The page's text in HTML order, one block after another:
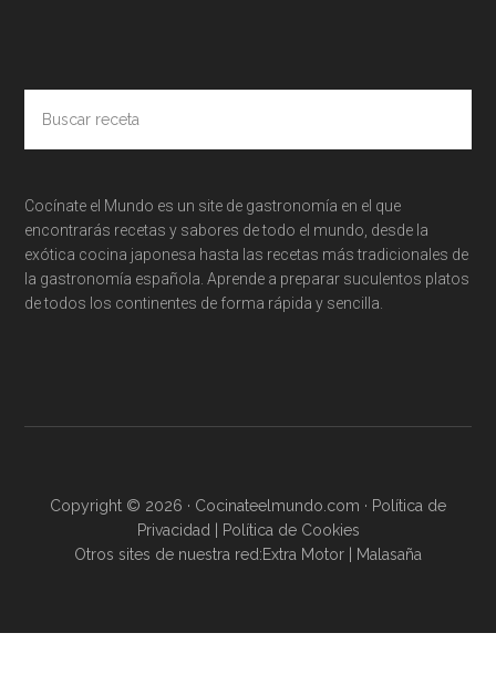
receta
Cocínate el Mundo es un site de gastronomía en el que
encontrarás recetas y sabores de todo el mundo, desde la
exótica cocina japonesa hasta las recetas más tradicionales de
la gastronomía española. Aprende a preparar suculentos platos
de todos los continentes de forma rápida y sencilla.
Copyright © 2026 · Cocinateelmundo.com · Política de
Privacidad
Política de Cookies
Otros sites de nuestra red:Extra Motor Malasaña